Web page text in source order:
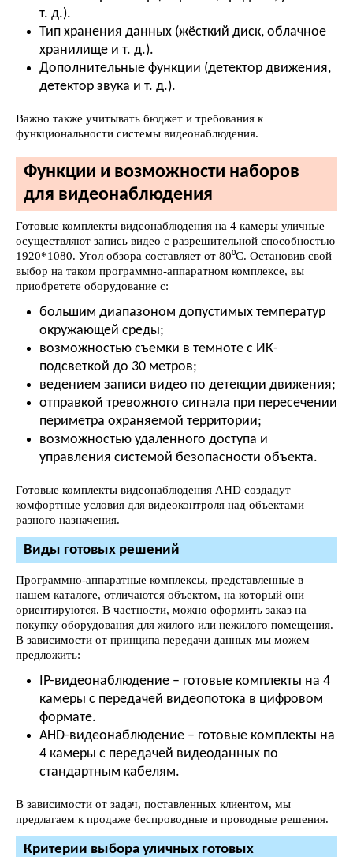
т. д.).
Тип хранения данных (жёсткий диск, облачное
хранилище и т. д.).
Дополнительные функции (детектор движения,
детектор звука и т. д.).
Важно также учитывать бюджет и требования к
функциональности системы видеонаблюдения.
Функции и возможности наборов
для видеонаблюдения
Готовые комплекты видеонаблюдения на 4 камеры уличные
осуществляют запись видео с разрешительной способностью
1920*1080. Угол обзора составляет от 80⁰С. Остановив свой
выбор на таком программно-аппаратном комплексе, вы
приобретете оборудование с:
большим диапазоном допустимых температур
окружающей среды;
возможностью съемки в темноте с ИК-
подсветкой до 30 метров;
ведением записи видео по детекции движения;
отправкой тревожного сигнала при пересечении
периметра охраняемой территории;
возможностью удаленного доступа и
управления системой безопасности объекта.
Готовые комплекты видеонаблюдения AHD создадут
комфортные условия для видеоконтроля над объектами
разного назначения.
Виды готовых решений
Программно-аппаратные комплексы, представленные в
нашем каталоге, отличаются объектом, на который они
ориентируются. В частности, можно оформить заказ на
покупку оборудования для жилого или нежилого помещения.
В зависимости от принципа передачи данных мы можем
предложить:
IP-видеонаблюдение – готовые комплекты на 4
камеры c передачей видеопотока в цифровом
формате.
AHD-видеонаблюдение – готовые комплекты на
4 камеры с передачей видеоданных по
стандартным кабелям.
В зависимости от задач, поставленных клиентом, мы
предлагаем к продаже беспроводные и проводные решения.
Критерии выбора уличных готовых